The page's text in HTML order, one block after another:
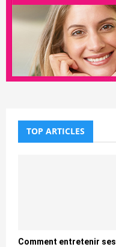
TOP ARTICLES
Comment entretenir ses